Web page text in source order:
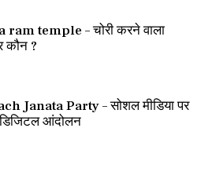
ram temple – चोरी करने वाला
कौन ?
Janata Party – सोशल मीडिया पर
डिजिटल आंदोलन